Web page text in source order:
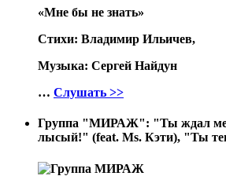
«Мне бы не знать»
Стихи: Владимир Ильичев,
Музыка: Сергей Найдун
… Слушать >>
Группа "МИРАЖ": "Ты ждал
лысый!" (feat. Ms. Кэти), "Ты